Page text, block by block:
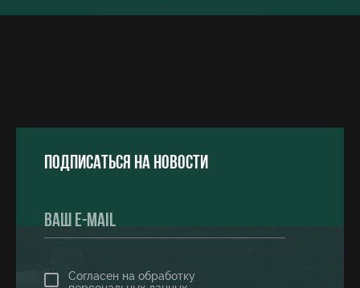
Подписаться на новости
Согласен на обработку